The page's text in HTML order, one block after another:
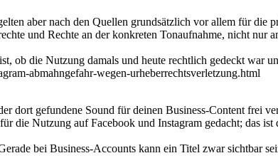
aber nach den Quellen grundsätzlich vor allem für die
und Rechte an der konkreten Tonaufnahme, nicht nur
ob die Nutzung damals und heute rechtlich gedeckt war
abmahngefahr-wegen-urheberrechtsverletzung.html
dort gefundene Sound für deinen Business-Content frei
die Nutzung auf Facebook und Instagram gedacht; das
bei Business-Accounts kann ein Titel zwar sichtbar